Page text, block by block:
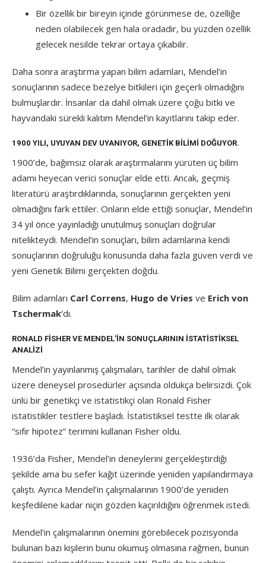
Bir özellik bir bireyin içinde görünmese de, özelliğe
neden olabilecek gen hala oradadır, bu yüzden özellik
gelecek nesilde tekrar ortaya çıkabilir.
Daha sonra araştırma yapan bilim adamları, Mendel’in
sonuçlarının sadece bezelye bitkileri için geçerli olmadığını
bulmuşlardır. İnsanlar da dahil olmak üzere çoğu bitki ve
hayvandaki sürekli kalıtım Mendel’in kayıtlarını takip eder.
1900 YILI, UYUYAN DEV UYANIYOR, GENETIK BILIMI DOĞUYOR.
1900’de, bağımsız olarak araştırmalarını yürüten üç bilim
adamı heyecan verici sonuçlar elde etti. Ancak, geçmiş
literatürü araştırdıklarında, sonuçlarının gerçekten yeni
olmadığını fark ettiler. Onların elde ettiği sonuçlar, Mendel’in
34 yıl önce yayınladığı unutulmuş sonuçları doğrular
nitelikteydi. Mendel’in sonuçları, bilim adamlarına kendi
sonuçlarının doğruluğu konusunda daha fazla güven verdi ve
yeni Genetik Bilimi gerçekten doğdu.
Bilim adamları Carl Correns, Hugo de Vries ve Erich von
Tschermak‘dı.
RONALD FISHER VE MENDEL’IN SONUÇLARININ İSTATISTIKSEL
ANALIZI
Mendel’in yayınlanmış çalışmaları, tarihler de dahil olmak
üzere deneysel prosedürler açısında oldukça belirsizdi. Çok
ünlü bir genetikçi ve istatistikçi olan Ronald Fisher
istatistikler testlere başladı. İstatistiksel testte ilk olarak
“sıfır hipotez” terimini kullanan Fisher oldu.
1936’da Fisher, Mendel’in deneylerini gerçekleştirdiği
şekilde ama bu sefer kağıt üzerinde yeniden yapılandırmaya
çalıştı. Ayrıca Mendel’in çalışmalarının 1900’de yeniden
keşfedilene kadar niçin gözden kaçırıldığını öğrenmek istedi.
Mendel’in çalışmalarının önemini görebilecek pozisyonda
bulunan bazı kişilerin bunu okumuş olmasına rağmen, bunun